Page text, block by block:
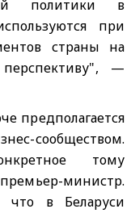
политики в
при
страны на
—
предполагается
сообществом.
тому
министр.
что в Беларуси